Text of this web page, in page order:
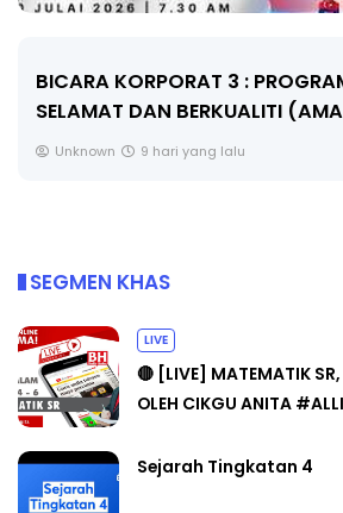
BICARA KORPORAT 3 :
SELAMAT DAN BERKUALITI
Unknown 9 hari yang lalu
SEGMEN KHAS
LIVE
🔴 [LIVE] MATEMATIK
OLEH CIKGU ANITA
Sejarah Tingkatan 4